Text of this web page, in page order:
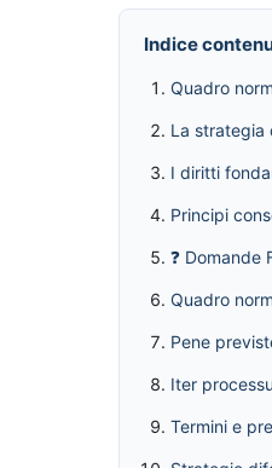
Indice
Quadro
La strategia
I diritti
Principi
❓ Domande
Quadro
Pene
Iter
Termini e